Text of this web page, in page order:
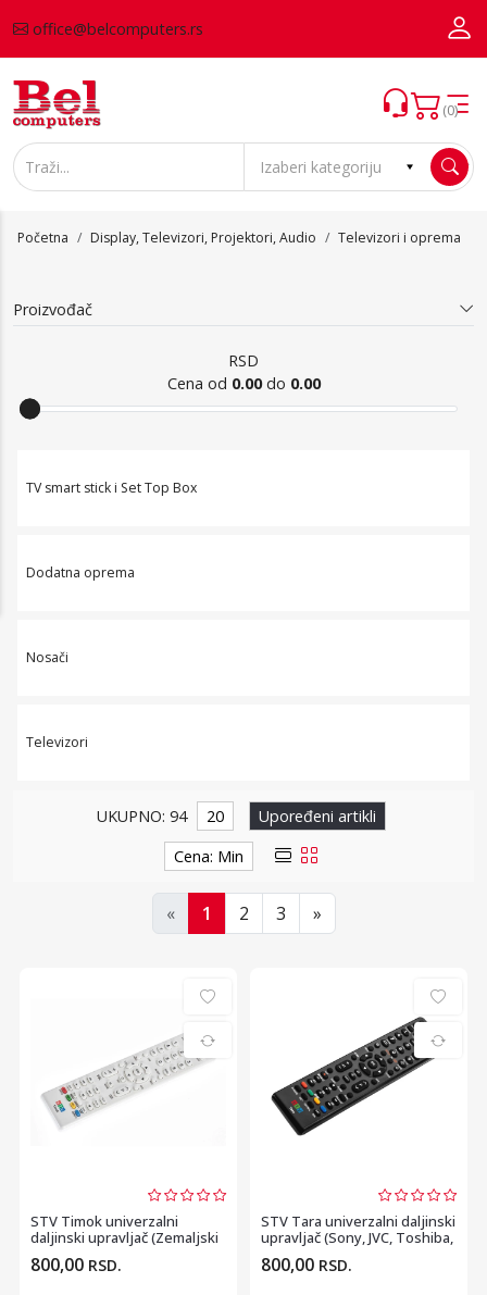
office@belcomputers.rs
(0)
Početna Display, Televizori, Projektori, Audio Televizori i oprema
Proizvođač
RSD
Cena od 0.00do 0.00
Televizori i oprema
TV smart stick i Set Top Box
Dodatna oprema
Nosači
Televizori
UKUPNO: 94 20
Upoređeni artikli
Cena: Min
« 1 2 3 »
STV Timok univerzalni
daljinski upravljač (Zemaljski
DVB T2 prijem...
800,00 RSD.
STV Tara univerzalni daljinski
upravljač (Sony, JVC, Toshiba,
Aiwa...
800,00 RSD.